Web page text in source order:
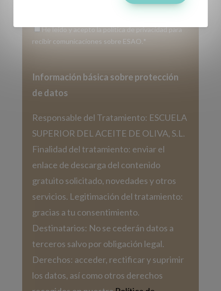
He leído y acepto la política de privacidad para
recibir comunicaciones sobre ESAO.*
Información básica sobre protección
de datos
Responsable del Tratamiento: ESCUELA
SUPERIOR DEL ACEITE DE OLIVA, S.L.
Finalidad del tratamiento: enviar el
enlace de descarga del contenido
gratuito solicitado, novedades y otros
servicios. Legitimación del tratamiento:
gracias a tu consentimiento.
Destinatarios: No se cederán datos a
terceros salvo por obligación legal.
Derechos: acceder, rectificar y suprimir
los datos, así como otros derechos